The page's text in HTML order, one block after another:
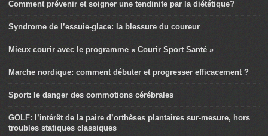
Comment prévenir et soigner une tendinite par la diététique?
Syndrome de l’essuie-glace: la blessure du coureur
Mieux courir avec le programme « Courir Sport Santé »
Marche nordique: comment débuter et progresser efficacement ?
Sport: le danger des commotions cérébrales
GOLF: l’intérêt de la paire d’orthèses plantaires sur-mesure, hors
troubles statiques classiques